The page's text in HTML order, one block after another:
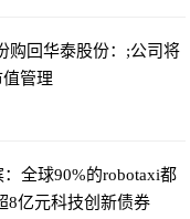
购回华泰股份：;公司将
管理
全球90%的robotaxi都
8亿元科技创新债券